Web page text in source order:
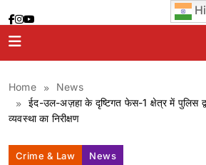
to
content
Home
News
ईद-उल-अज़हा के दृष्टिगत फेस-1 क्षेत्र में पुलिस
व्यवस्था का निरीक्षण
Crime & Law News